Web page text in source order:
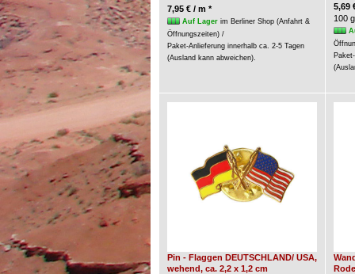
7,95 € / m *
Auf Lagerim Berliner Shop (Anfahrt &
Öffnungszeiten) /
Paket-Anlieferung innerhalb ca. 2-5 Tagen
(Ausland kann abweichen).
5,69
100
Pin - Flaggen DEUTSCHLAND/ USA,
wehend, ca. 2,2 x 1,2 cm